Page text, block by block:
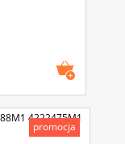
promocja